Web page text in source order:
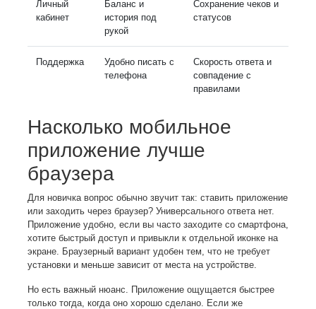
Личный
кабинет
Баланс и
история под
рукой
Сохранение чеков и
статусов
Поддержка
Удобно писать с
телефона
Скорость ответа и
совпадение с
правилами
Насколько мобильное
приложение лучше
браузера
Для новичка вопрос обычно звучит так: ставить приложение
или заходить через браузер? Универсального ответа нет.
Приложение удобно, если вы часто заходите со смартфона,
хотите быстрый доступ и привыкли к отдельной иконке на
экране. Браузерный вариант удобен тем, что не требует
установки и меньше зависит от места на устройстве.
Но есть важный нюанс. Приложение ощущается быстрее
только тогда, когда оно хорошо сделано. Если же